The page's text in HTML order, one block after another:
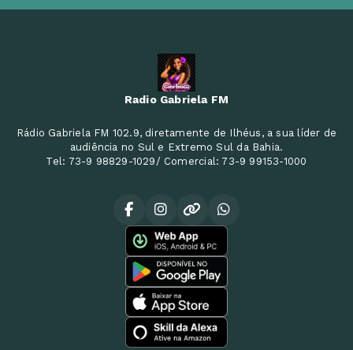
Radio Gabriela FM
Rádio Gabriela FM 102.9, diretamente de Ilhéus, a sua líder de
audiência no Sul e Extremo Sul da Bahia.
Tel: 73-9 98829-1029/ Comercial: 73-9 99153-1000